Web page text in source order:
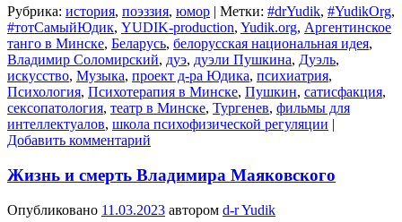
Рубрика: история, поэззия, юмор | Метки: #‎drYudik, #YudikOrg,
#тотСамыйЮдик, YUDIK-production, Yudik.org, Аргентинское
танго в Минске, Беларусь, белорусская национальная идея,
Владимир Соломирский, дуэ, дуэли Пушкина, Дуэль,
искусство, Музыка, проект д-ра Юдика, психиатрия,
Психология, Психотерапия в Минске, Пушкин, сатисфакция,
сексопатология, театр в Минске, Тургенев, фильмы для
интеллектуалов, школа психофизической регуляции |
Добавить комментарий
Жизнь и смерть Владимира Маяковского
Опубликовано 11.03.2023 автором d-r Yudik